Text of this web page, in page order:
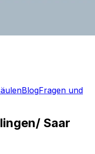
BlogFragen und
Saar